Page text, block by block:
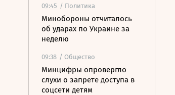
09:45 / Политика
Минобороны отчиталось
об ударах по Украине за
неделю
09:38 / Общество
Минцифры опровергло
слухи о запрете доступа в
соцсети детям